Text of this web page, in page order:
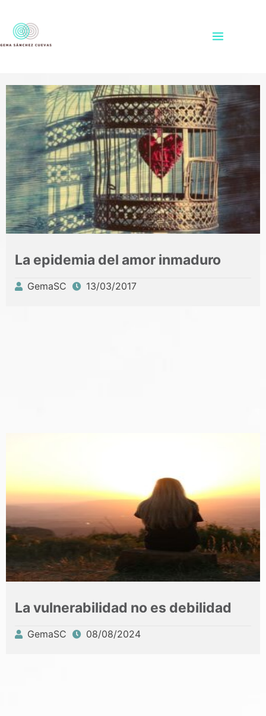
contenido
La epidemia del amor inmaduro
Publicado
por
GemaSC 13/03/2017
La vulnerabilidad no es debilidad
GemaSC 08/08/2024